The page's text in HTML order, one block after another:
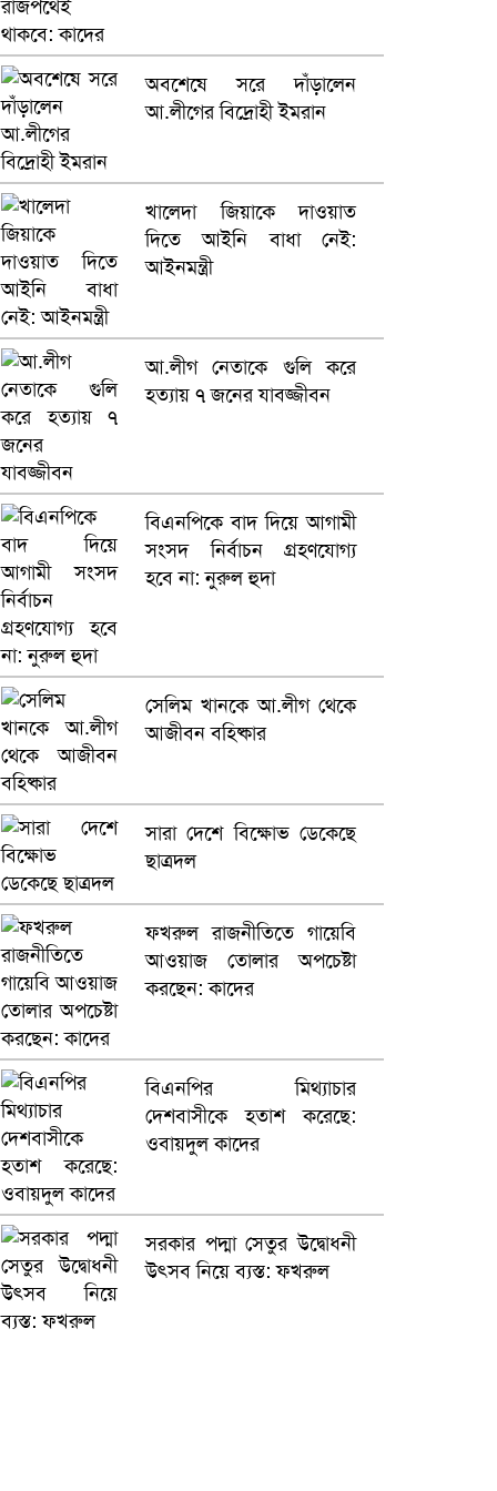
ভারতে ভয়াবহ সড়ক দুর্ঘটনা,
নিহত ১৫
অবশেষে সরে দাঁড়ালেন
আ.লীগের বিদ্রোহী ইমরান
খালেদা জিয়াকে দাওয়াত
দিতে আইনি বাধা নেই:
আইনমন্ত্রী
আ.লীগ নেতাকে গুলি করে
হত্যায় ৭ জনের যাবজ্জীবন
বিএনপিকে বাদ দিয়ে আগামী
সংসদ নির্বাচন গ্রহণযোগ্য
হবে না: নুরুল হুদা
সেলিম খানকে আ.লীগ থেকে
আজীবন বহিষ্কার
সারা দেশে বিক্ষোভ ডেকেছে
ছাত্রদল
ফখরুল রাজনীতিতে গায়েবি
আওয়াজ তোলার অপচেষ্টা
করছেন: কাদের
বিএনপির মিথ্যাচার
দেশবাসীকে হতাশ করেছে:
ওবায়দুল কাদের
সরকার পদ্মা সেতুর উদ্বোধনী
উৎসব নিয়ে ব্যস্ত: ফখরুল